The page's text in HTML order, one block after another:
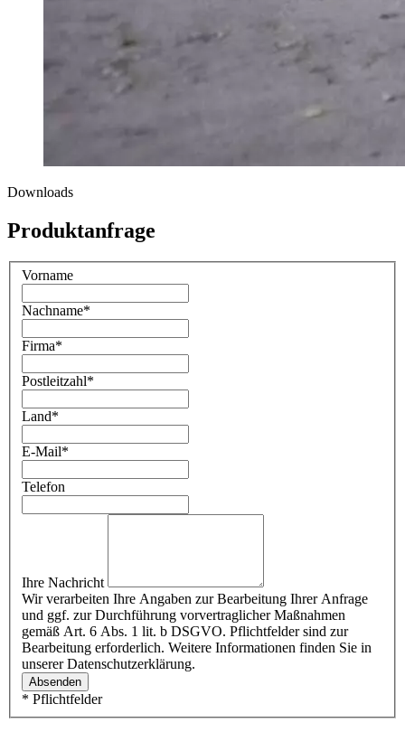
Downloads
Produktanfrage
Vorname
Nachname*
Firma*
Postleitzahl*
Land*
E-Mail*
Telefon
Ihre Nachricht
Wir verarbeiten Ihre Angaben zur Bearbeitung Ihrer Anfrage
und ggf. zur Durchführung vorvertraglicher Maßnahmen
gemäß Art. 6 Abs. 1 lit. b DSGVO. Pflichtfelder sind zur
Bearbeitung erforderlich. Weitere Informationen finden Sie in
unserer Datenschutzerklärung.
Absenden
* Pflichtfelder